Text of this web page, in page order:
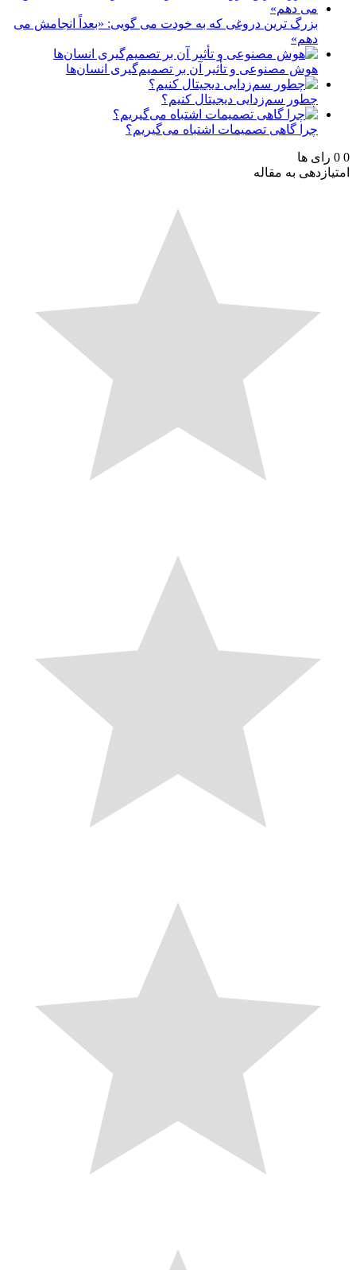
بزرگ ترین دروغی که به خودت می گویی: «بعداً انجامش می
دهم»
هوش مصنوعی و تأثیر آن بر تصمیم‌گیری انسان‌ها
چطور سم‌زدایی دیجیتال کنیم؟
چرا گاهی تصمیمات اشتباه می‌گیریم؟
رای ها
به مقاله